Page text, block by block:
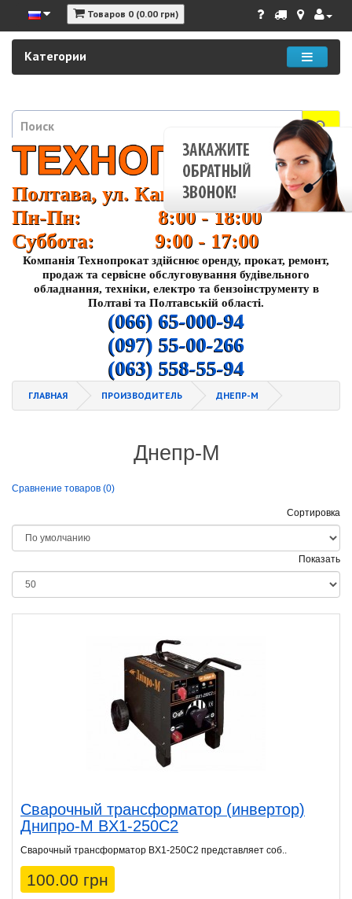
Товаров 0 (0.00 грн)
Категории
Полтава, ул. Кагамлыка 37
Пн-Пн: 8:00 - 18:00
Суббота: 9:00 - 17:00
Компанія Технопрокат здійснює оренду, прокат, ремонт,
продаж та сервісне обслуговування будівельного
обладнання, техніки, електро та бензоінструменту в
Полтаві та Полтавській області.
(066) 65-000-94
(097) 55-00-266
(063) 558-55-94
ГЛАВНАЯ ПРОИЗВОДИТЕЛЬ ДНЕПР-М
Днепр-М
Сравнение товаров (0)
Сортировка
Показать
Сварочный трансформатор (инвертор)
Днипро-М BX1-250C2
Сварочный трансформатор BX1-250C2 представляет соб..
100.00 грн